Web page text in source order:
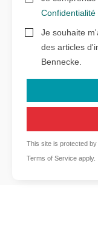
Confidentialité
Je souhaite
des articles
Bennecke.
This site is protected
Terms of Service apply.